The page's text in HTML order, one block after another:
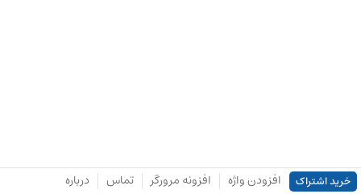
خرید اشتراک افزودن واژه افزونه مرورگر تماس درباره